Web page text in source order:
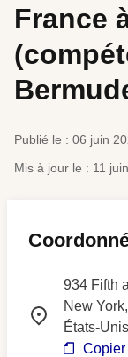
France
Publié le : 06 juin
Mis à jour le : 11
934 Fifth
New York,
États-Unis
Copier